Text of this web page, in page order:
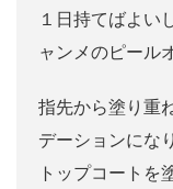
１日持てばよい
ャンメのピール
指先から塗り重
デーションにな
トップコートを